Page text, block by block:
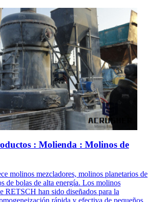
: Molienda : Molinos de
molinos mezcladores, molinos planetarios de
de bolas de alta energía. Los molinos
RETSCH han sido diseñados para la